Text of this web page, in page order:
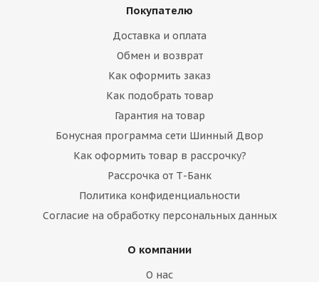
Покупателю
Доставка и оплата
Обмен и возврат
Как оформить заказ
Как подобрать товар
Гарантия на товар
Бонусная программа сети Шинный Двор
Как оформить товар в рассрочку?
Рассрочка от Т-Банк
Политика конфиденциальности
Согласие на обработку персональных данных
О компании
О нас